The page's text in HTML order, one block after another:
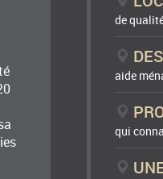
charme de la cabane de
sanitaires et le coin
25/04/2022 à 11:05
de
aide
qui